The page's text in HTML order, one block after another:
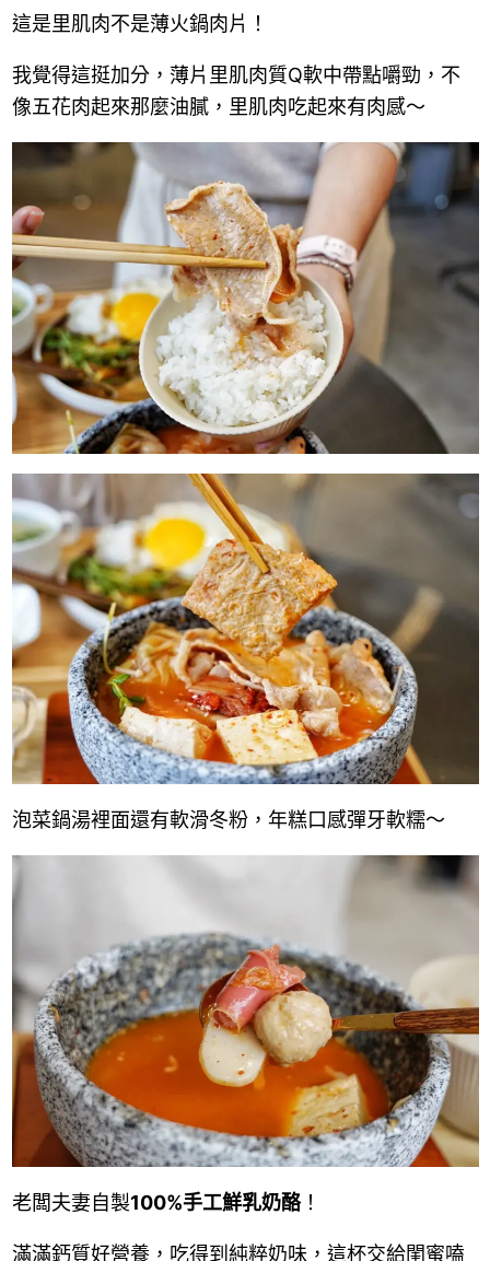
這是里肌肉不是薄火鍋肉片！
我覺得這挺加分，薄片里肌肉質Q軟中帶點嚼勁，不
像五花肉起來那麼油膩，里肌肉吃起來有肉感～
泡菜鍋湯裡面還有軟滑冬粉，年糕口感彈牙軟糯～
老闆夫妻自製100%手工鮮乳奶酪！
滿滿鈣質好營養，吃得到純粹奶味，這杯交給閨蜜嗑